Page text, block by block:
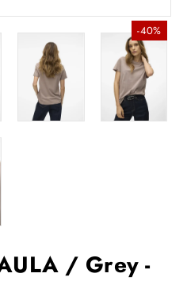
-40%
/ Grey -